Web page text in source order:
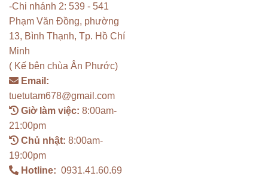
-Chi nhánh 2: 539 - 541
Phạm Văn Đồng, phường
13, Bình Thạnh, Tp. Hồ Chí
Minh
( Kế bên chùa Ân Phước)
Email:
tuetutam678@gmail.com
Giờ làm việc: 8:00am-
21:00pm
Chủ nhật: 8:00am-
19:00pm
Hotline: 0931.41.60.69